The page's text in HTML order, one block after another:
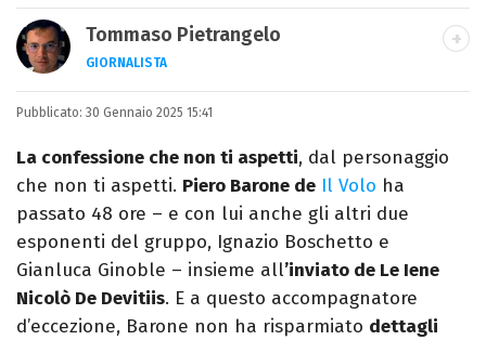
Tommaso Pietrangelo
GIORNALISTA
Autore, giornalista, cantautore. Laureato in
cinema, poesia e Shakespeare. Scrive
canzoni e ama i gatti.
Pubblicato: 30 Gennaio 2025 15:41
La confessione che non ti aspetti, dal personaggio
che non ti aspetti. Piero Barone de Il Volo ha
passato 48 ore – e con lui anche gli altri due
esponenti del gruppo, Ignazio Boschetto e
Gianluca Ginoble – insieme all’inviato de Le Iene
Nicolò De Devitiis. E a questo accompagnatore
d’eccezione, Barone non ha risparmiato dettagli